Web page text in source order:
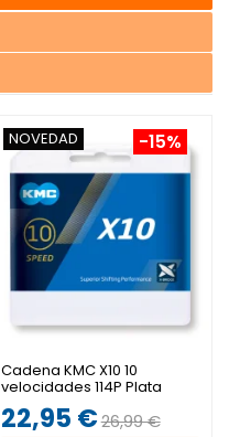
-15%
NOVEDAD
Cadena KMC X10 10
velocidades 114P Plata
22,95 €26,99 €